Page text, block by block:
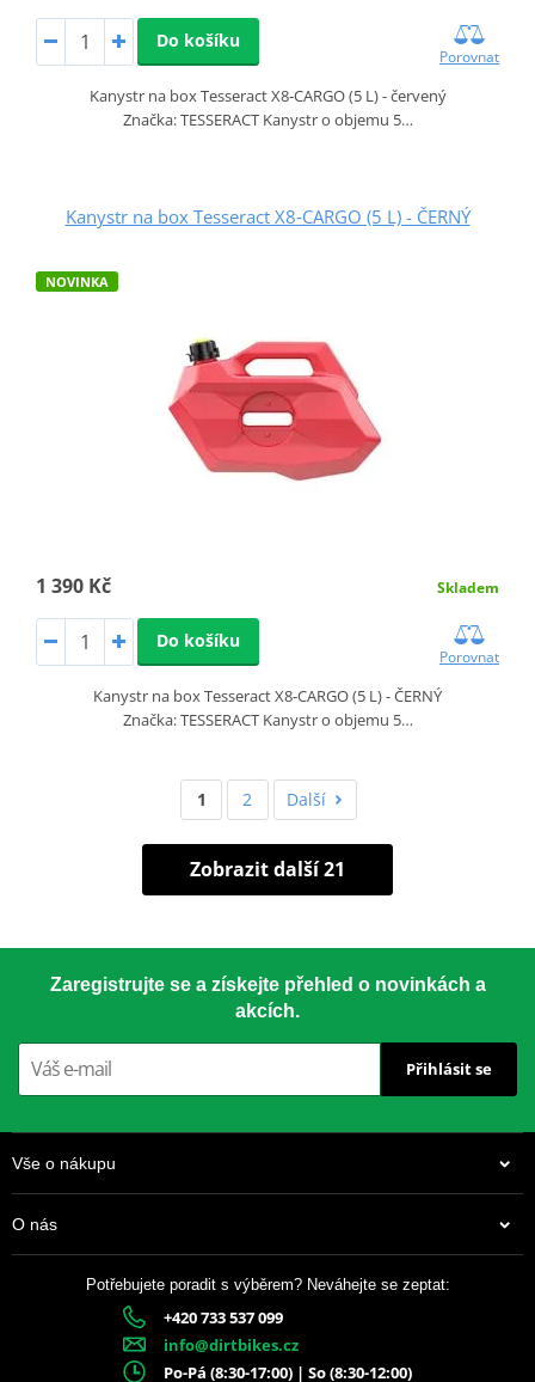
Do košíku
Porovnat
Kanystr na box Tesseract X8‑CARGO (5 L) - červený
Značka: TESSERACT Kanystr o objemu 5…
Kanystr na box Tesseract X8‑CARGO (5 L) - ČERNÝ
NOVINKA
1 390 Kč Skladem
Do košíku
Porovnat
Kanystr na box Tesseract X8‑CARGO (5 L) - ČERNÝ
Značka: TESSERACT Kanystr o objemu 5…
1 2 Další
Zobrazit další 21
Zaregistrujte se a získejte přehled o novinkách a
akcích.
Přihlásit se
Vše o nákupu
O nás
Potřebujete poradit s výběrem? Neváhejte se zeptat:
+420 733 537 099
info@dirtbikes.cz
Po-Pá (8:30-17:00) | So (8:30-12:00)